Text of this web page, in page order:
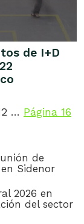
de I+D
… Página 16
de
Sidenor
2026 en
del sector